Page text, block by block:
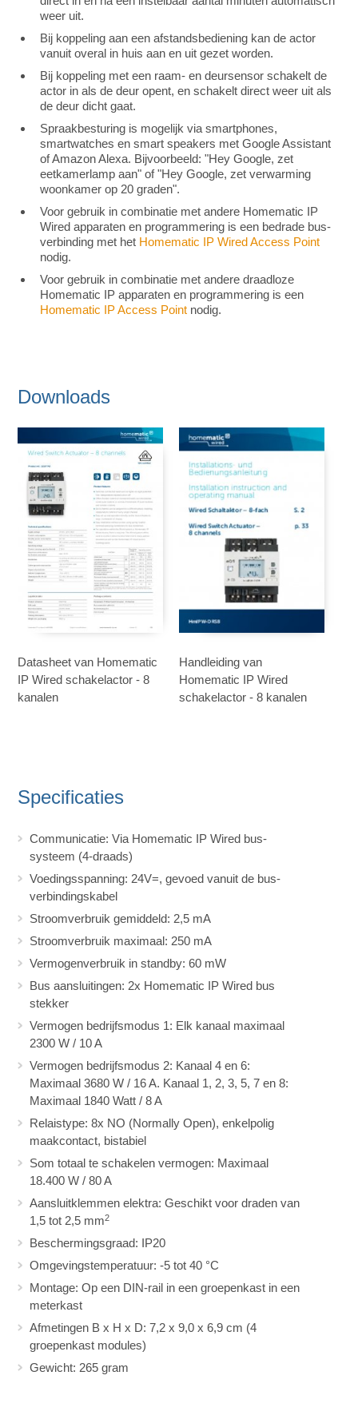
weer uit.
Bij koppeling aan een afstandsbediening kan de actor
vanuit overal in huis aan en uit gezet worden.
Bij koppeling met een raam- en deursensor schakelt de
actor in als de deur opent, en schakelt direct weer uit als
de deur dicht gaat.
Spraakbesturing is mogelijk via smartphones,
smartwatches en smart speakers met Google Assistant
of Amazon Alexa. Bijvoorbeeld: "Hey Google, zet
eetkamerlamp aan" of "Hey Google, zet verwarming
woonkamer op 20 graden".
Voor gebruik in combinatie met andere Homematic IP
Wired apparaten en programmering is een bedrade bus-
verbinding met het Homematic IP Wired Access Point
nodig.
Voor gebruik in combinatie met andere draadloze
Homematic IP apparaten en programmering is een
Homematic IP Access Point nodig.
Downloads
Datasheet van Homematic
IP Wired schakelactor - 8
kanalen
Handleiding van
Homematic IP Wired
schakelactor - 8 kanalen
Specificaties
Communicatie: Via Homematic IP Wired bus-
systeem (4-draads)
Voedingsspanning: 24V=, gevoed vanuit de bus-
verbindingskabel
Stroomverbruik gemiddeld: 2,5 mA
Stroomverbruik maximaal: 250 mA
Vermogenverbruik in standby: 60 mW
Bus aansluitingen: 2x Homematic IP Wired bus
stekker
Vermogen bedrijfsmodus 1: Elk kanaal maximaal
2300 W / 10 A
Vermogen bedrijfsmodus 2: Kanaal 4 en 6:
Maximaal 3680 W / 16 A. Kanaal 1, 2, 3, 5, 7 en 8:
Maximaal 1840 Watt / 8 A
Relaistype: 8x NO (Normally Open), enkelpolig
maakcontact, bistabiel
Som totaal te schakelen vermogen: Maximaal
18.400 W / 80 A
Aansluitklemmen elektra: Geschikt voor draden van
1,5 tot 2,5 mm2
Beschermingsgraad: IP20
Omgevingstemperatuur: -5 tot 40 °C
Montage: Op een DIN-rail in een groepenkast in een
meterkast
Afmetingen B x H x D: 7,2 x 9,0 x 6,9 cm (4
groepenkast modules)
Gewicht: 265 gram